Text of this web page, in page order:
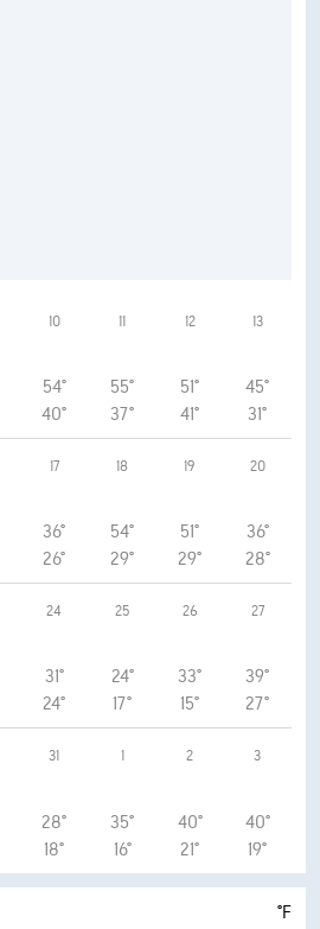
10
54°
40°
11
55°
37°
12
51°
41°
13
45°
31°
17
36°
26°
18
54°
29°
19
51°
29°
20
36°
28°
24
31°
24°
25
24°
17°
26
33°
15°
27
39°
27°
31
28°
18°
1
35°
16°
2
40°
21°
3
40°
19°
°F